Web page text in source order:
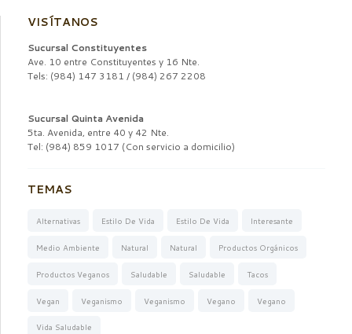
VISÍTANOS
Sucursal Constituyentes
Ave. 10 entre Constituyentes y 16 Nte.
Tels: (984) 147 3181 / (984) 267 2208
Sucursal Quinta Avenida
5ta. Avenida, entre 40 y 42 Nte.
Tel: (984) 859 1017 (Con servicio a domicilio)
TEMAS
Alternativas Estilo De Vida Estilo De Vida Interesante
Medio Ambiente Natural Natural Productos Orgánicos
Productos Veganos Saludable Saludable Tacos
Vegan Veganismo Veganismo Vegano Vegano
Vida Saludable